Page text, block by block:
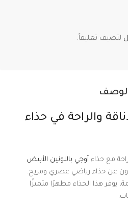
والراحة في حذاء
مع حذاء أوجي باللونين الأبيض
عن حذاء رياضي عصري ومريح.
يوفر هذا الحذاء مظهرًا متميزًا
لتضيف تعليقاً.